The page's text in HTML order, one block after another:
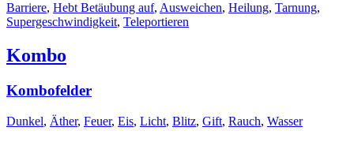
Barriere, Hebt Betäubung auf, Ausweichen, Heilung, Tarnung,
Supergeschwindigkeit, Teleportieren
Kombo
Kombofelder
Dunkel, Äther, Feuer, Eis, Licht, Blitz, Gift, Rauch, Wasser